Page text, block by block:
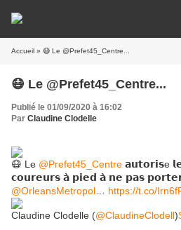
Accueil » 😷 Le @Prefet45_Centre...
😷 Le @Prefet45_Centre...
Publié le 01/09/2020 à 16:02
Par Claudine Clodelle
😷 Le @Prefet45_Centre 𝗮𝘂𝘁𝗼𝗿𝗶𝘀e
𝗰𝗼𝘂𝗿𝗲𝘂𝗿𝘀 𝗮̀ 𝗽𝗶𝗲𝗱 𝗮̀ 𝗻𝗲 𝗽𝗮𝘀
@OrleansMetropol
https://t.co/
Claudine Clodelle (@ClaudineClodell)